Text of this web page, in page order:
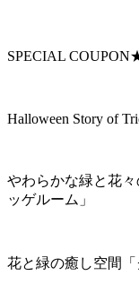
SPECIAL
Halloween Story of
やわらかな緑と花
ッゲルーム」
花と緑の癒し空間「